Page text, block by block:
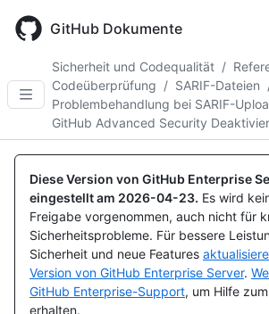
main
GitHub Dokumente
Sicherheit und Codequalität /
Codeüberprüfung / SARIF-Dateien
Problembehandlung bei SARIF-
GitHub Advanced Security
Diese Version von GitHub Enterprise
eingestellt am 2026-04-23. Es wird
Freigabe vorgenommen, auch nicht für
Sicherheitsprobleme. Für bessere
Sicherheit und neue Features
Version von GitHub Enterprise Server.
GitHub Enterprise-Support, um Hilfe
erhalten.